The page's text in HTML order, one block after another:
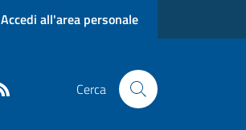
Accedi all'area personale
Cerca